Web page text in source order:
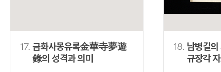
17. 금화사몽유록金華寺夢遊
錄의 성격과 의미
18. 남병길
규장각